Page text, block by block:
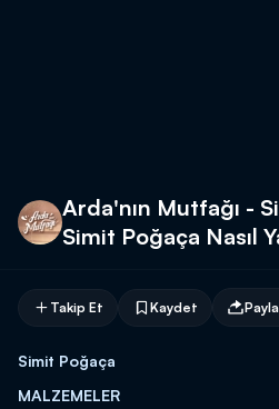
Arda'nın Mutfağı -
Simit Poğaça Nasıl
Takip Et Kaydet
Simit Poğaça
MALZEMELER